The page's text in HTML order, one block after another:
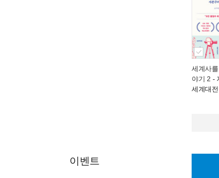
세계사
야기 2 -
세계대
이벤트